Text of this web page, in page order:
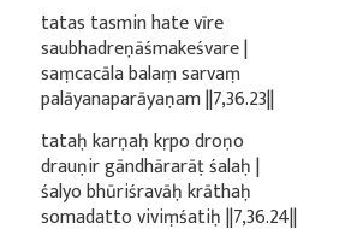
tatas tasmin hate vīre
saubhadreṇāśmakeśvare |
saṃcacāla balaṃ sarvaṃ
palāyanaparāyaṇam ||7,36.23||
tataḥ karṇaḥ kṛpo droṇo
drauṇir gāndhārarāṭ śalaḥ |
śalyo bhūriśravāḥ krāthaḥ
somadatto viviṃśatiḥ ||7,36.24||